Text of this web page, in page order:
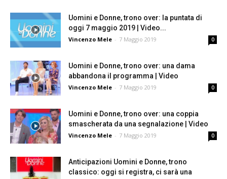
Uomini e Donne, trono over: la puntata di
oggi 7 maggio 2019 | Video...
Vincenzo Mele - 7 Maggio 2019 0
Uomini e Donne, trono over: una dama
abbandona il programma | Video
Vincenzo Mele - 7 Maggio 2019 0
Uomini e Donne, trono over: una coppia
smascherata da una segnalazione | Video
Vincenzo Mele - 7 Maggio 2019 0
Anticipazioni Uomini e Donne, trono
classico: oggi si registra, ci sarà una